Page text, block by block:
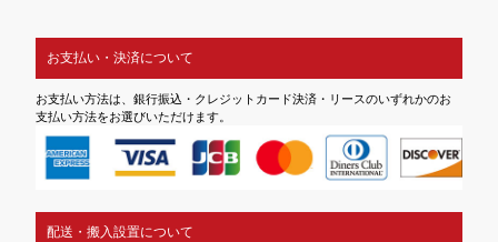
お支払い・決済について
お支払い方法は、銀行振込・クレジットカード決済・リースのいずれかのお
支払い方法をお選びいただけます。
配送・搬入設置について